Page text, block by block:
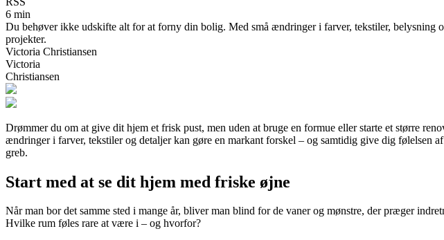
6 min
Du behøver ikke udskifte alt for at forny din bolig. Med små ændringer i farver, tekstiler, belysning
projekter.
Victoria Christiansen
Victoria
Christiansen
Drømmer du om at give dit hjem et frisk pust, men uden at bruge en formue eller starte et større
ændringer i farver, tekstiler og detaljer kan gøre en markant forskel – og samtidig give dig
greb.
Start med at se dit hjem med friske øjne
Når man bor det samme sted i mange år, bliver man blind for de vaner og mønstre, der præger
Hvilke rum føles rare at være i – og hvorfor?